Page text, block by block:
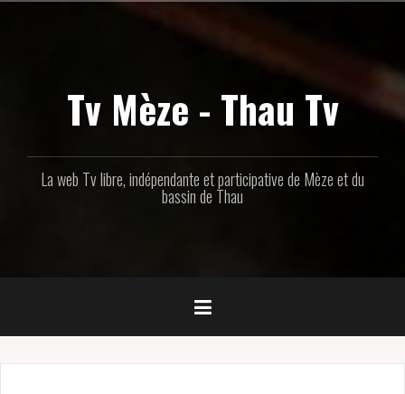
Tv Mèze - Thau Tv
La web Tv libre, indépendante et participative de Mèze et du
bassin de Thau